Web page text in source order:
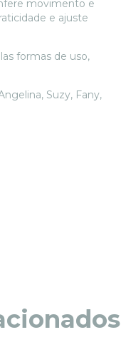
movimento e
e ajuste
formas de uso,
Suzy, Fany,